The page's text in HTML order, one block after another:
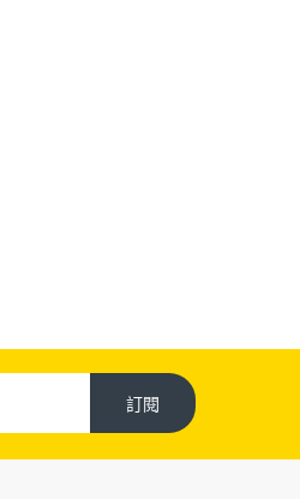
訂閱